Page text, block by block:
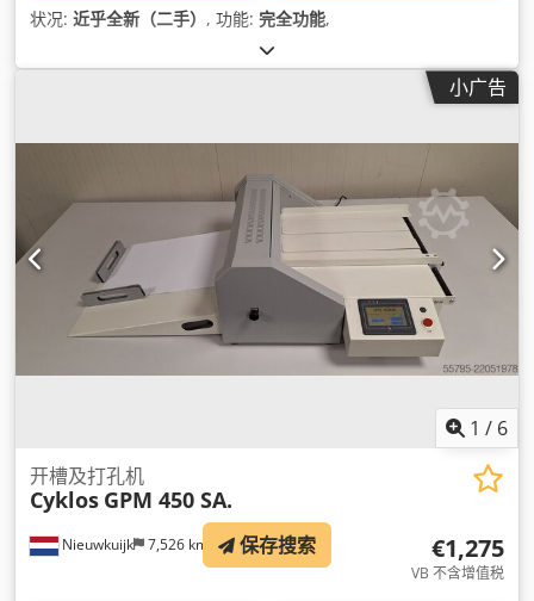
状况: 近乎全新（二手） , 功能: 完全功能,
小广告
1 / 6
Nieuwkuijk 7,526 km
开槽及打孔机
Cyklos GPM 450 SA.
€1,275
VB 不含增值税
保存搜索